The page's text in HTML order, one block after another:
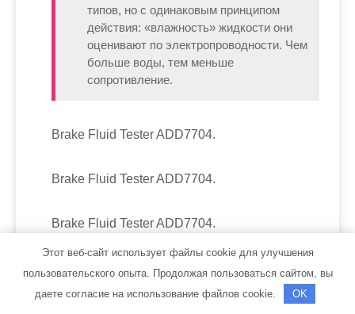
типов, но с одинаковым принципом
действия: «влажность» жидкости они
оценивают по электропроводности. Чем
больше воды, тем меньше
сопротивление.
Brake Fluid Tester ADD7704.
Brake Fluid Tester ADD7704.
Brake Fluid Tester ADD7704.
Brake Fluid Tester WH-509.
Этот веб-сайт использует файлы cookie для улучшения
пользовательского опыта. Продолжая пользоваться сайтом, вы
даете согласие на использование файлов cookie.
OK